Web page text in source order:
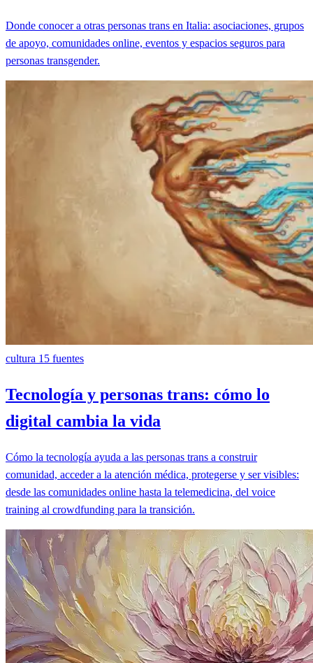
Donde conocer a otras personas trans en Italia: asociaciones, grupos
de apoyo, comunidades online, eventos y espacios seguros para
personas transgender.
cultura 15 fuentes
Tecnología y personas trans: cómo lo
digital cambia la vida
Cómo la tecnología ayuda a las personas trans a construir
comunidad, acceder a la atención médica, protegerse y ser visibles:
desde las comunidades online hasta la telemedicina, del voice
training al crowdfunding para la transición.